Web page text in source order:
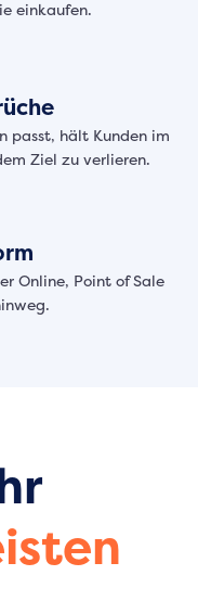
einkaufen.
passt, hält Kunden im
Ziel zu verlieren.
Online, Point of Sale